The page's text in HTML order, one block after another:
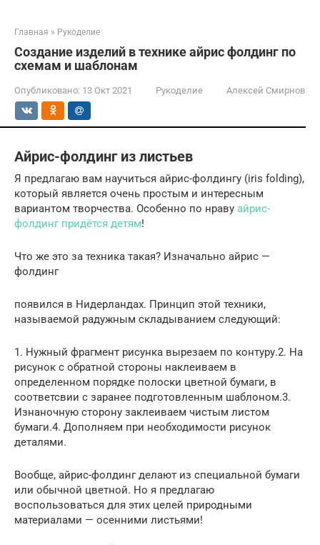
Главная » Рукоделие
Создание изделий в технике айрис фолдинг по
схемам и шаблонам
Опубликовано: 13 Окт 2021 Рукоделие Алексей Смирнов
Айрис-фолдинг из листьев
Я предлагаю вам научиться айрис-фолдингу (iris folding),
который является очень простым и интересным
вариантом творчества. Особенно по нраву айрис-
фолдинг придётся детям!
Что же это за техника такая? Изначально айрис —
фолдинг
появился в Нидерландах. Принцип этой техники,
называемой радужным складыванием следующий:
1. Нужный фрагмент рисунка вырезаем по контуру.2. На
рисунок с обратной стороны наклеиваем в
определенном порядке полоски цветной бумаги, в
соответсвии с заранее подготовленным шаблоном.3.
Изнаночную сторону заклеиваем чистым листом
бумаги.4. Дополняем при необходимости рисунок
деталями.
Вообще, айрис-фолдинг делают из специальной бумаги
или обычной цветной. Но я предлагаю
воспользоваться для этих целей природными
материалами — осенними листьями!